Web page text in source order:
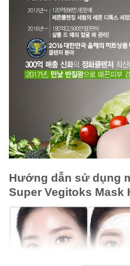
Hướng dẫn sử dụng
Super Vegitoks Mask